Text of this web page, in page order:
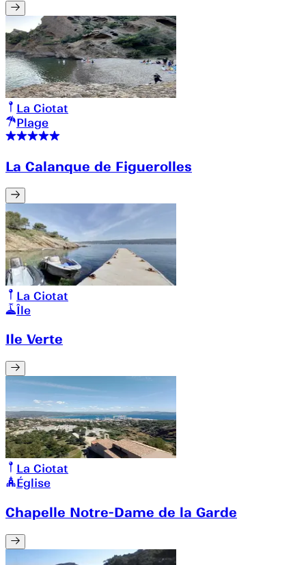
La Ciotat
Plage
La Calanque de Figuerolles
La Ciotat
Île
Ile Verte
La Ciotat
Église
Chapelle Notre-Dame de la Garde